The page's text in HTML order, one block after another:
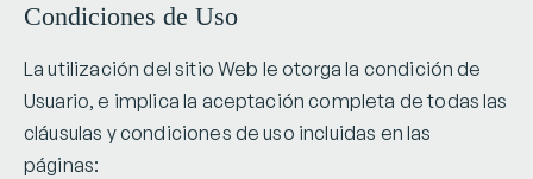
Condiciones de Uso
La utilización del sitio Web le otorga la condición de
Usuario, e implica la aceptación completa de todas las
cláusulas y condiciones de uso incluidas en las
páginas: